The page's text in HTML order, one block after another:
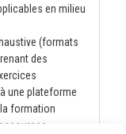
en milieu
(formats
des
une plateforme
formation